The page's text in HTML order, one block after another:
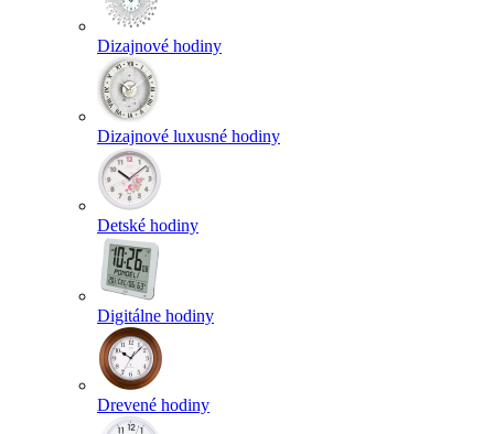
Dizajnové hodiny
Dizajnové luxusné hodiny
Detské hodiny
Digitálne hodiny
Drevené hodiny